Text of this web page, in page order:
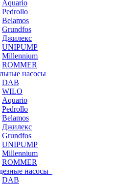
Aquario
Pedrollo
Belamos
Grundfos
Джилекс
UNIPUMP
Millennium
ROMMER
насосы
DAB
WILO
Aquario
Pedrollo
Belamos
Джилекс
Grundfos
UNIPUMP
Millennium
ROMMER
насосы
DAB